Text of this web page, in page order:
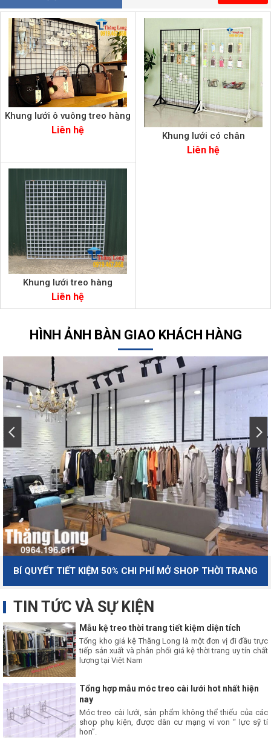
Khung lưới ô vuông treo hàng
Liên hệ Khung lưới có chân
Liên hệ
Khung lưới treo hàng
Liên hệ
HÌNH ẢNH BÀN GIAO KHÁCH HÀNG
BÍ QUYẾT TIẾT KIỆM 50% CHI PHÍ MỞ SHOP THỜI TRANG
TIN TỨC VÀ SỰ KIỆN
Mẫu kệ treo thời trang tiết kiệm diện tích
Tổng kho giá kệ Thăng Long là một đơn vị đi đầu trực
tiếp sản xuất và phân phối giá kệ thời trang uy tín chất
lượng tại Việt Nam
Tổng hợp mẫu móc treo cài lưới hot nhất hiện
nay
Móc treo cài lưới, sản phẩm không thể thiếu của các
shop phụ kiện, được dân cư mạng ví von “ lực sỹ tí
hon”.